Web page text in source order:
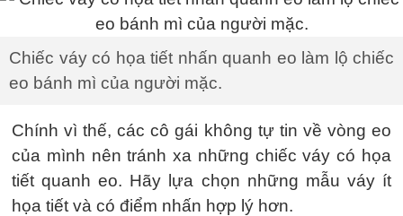
Chiếc váy có họa tiết nhấn quanh eo làm lộ chiếc
eo bánh mì của người mặc.
Chính vì thế, các cô gái không tự tin về vòng eo
của mình nên tránh xa những chiếc váy có họa
tiết quanh eo. Hãy lựa chọn những mẫu váy ít
họa tiết và có điểm nhấn hợp lý hơn.